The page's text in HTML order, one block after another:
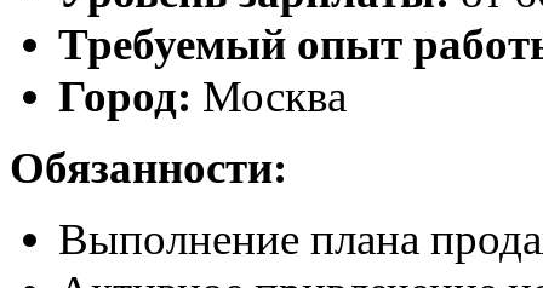
Требуемый опыт
Город: Москва
Обязанности:
Выполнение плана